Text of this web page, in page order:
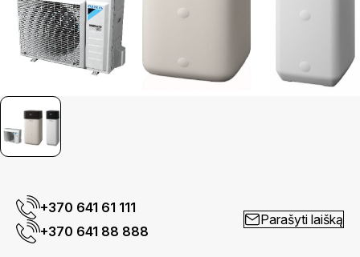
+370 641 61 111
+370 641 88 888
Parašyti laišką